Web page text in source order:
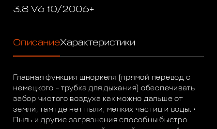
3.8 V6 10/2006+
ОписаниеХарактеристики
Главная функция шноркеля (прямой перевод с
немецкого – трубка для дыхания) обеспечивать
забор чистого воздуха как можно дальше от
земли, там где нет пыли, мелких частиц и воды. •
Пыль и другие загрязнения способны быстро